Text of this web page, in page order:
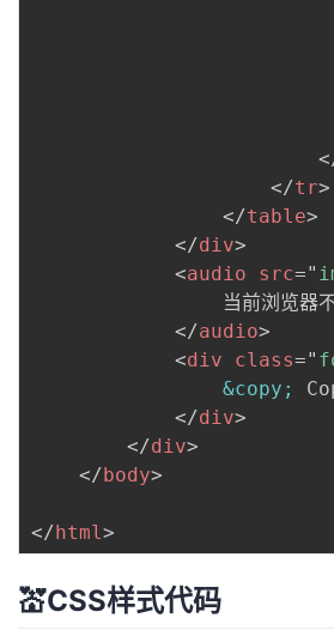
</tr>
</table>
</div>
<audio src="
</audio>
<div class="
&copy;
</div>
</div>
</ body>
</ html>
💒CSS样式代码